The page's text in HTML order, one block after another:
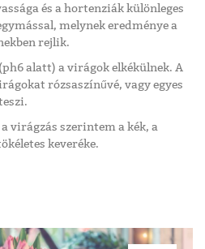
és a hortenziák különleges
melynek eredménye a
rejlik.
alatt) a virágok elkékülnek. A
rózsaszínűvé, vagy egyes
virágzás szerintem a kék, a
keveréke.